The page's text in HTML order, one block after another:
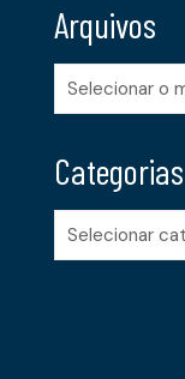
Arquivos
Arquivos
Categorias
Categorias